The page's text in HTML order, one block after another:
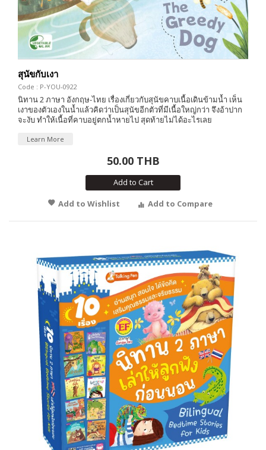
สุนัขกับเงา
Code : P-YOU-0922
นิทาน 2 ภาษา อังกฤษ-ไทย เรื่องเกี่ยวกับสุนัขคาบเนื้อเดินข้ามน้ำ เห็น
เงาของตัวเองในน้ำแล้วคิดว่าเป็นสุนัขอีกตัวที่มีเนื้อใหญ่กว่า จึงอ้าปาก
จะงับ ทำให้เนื้อที่คาบอยู่ตกน้ำหายไป สุดท้ายไม่ได้อะไรเลย
Learn More
50.00 THB
Add to Cart
Add to Wishlist
Add to Compare